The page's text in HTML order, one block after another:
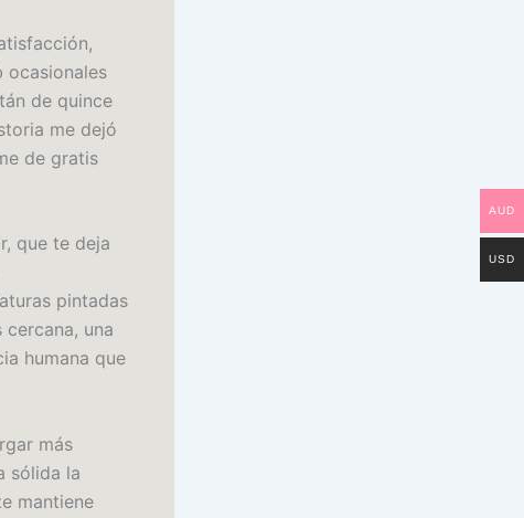
ocasionales
de quince
me dejó
de gratis
que te deja
pintadas
una
humana que
más
sólida la
mantiene
AUD
USD